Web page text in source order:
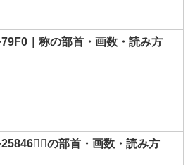
｜称󠄂の部首・画数・読み方
｜𥡆の部首・画数・読み方